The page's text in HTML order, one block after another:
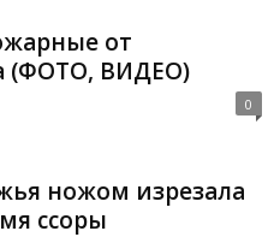
от
(ФОТО, ВИДЕО)
0
ножом изрезала
ссоры